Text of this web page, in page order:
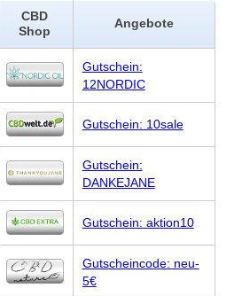
CBD
Shop
Angebote
Gutschein:
12NORDIC
Gutschein: 10sale
Gutschein:
DANKEJANE
Gutschein: aktion10
Gutscheincode: neu-
5€